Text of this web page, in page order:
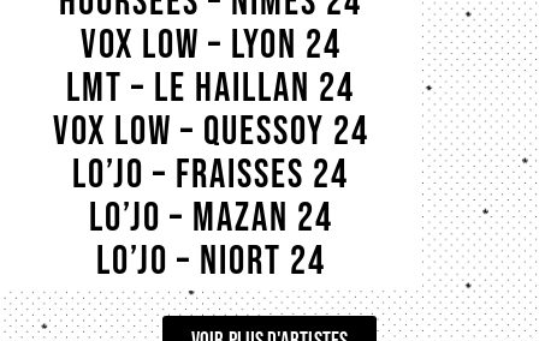
VOX LOW – LYON 24
LMT – LE HAILLAN 24
VOX LOW – QUESSOY 24
LO’JO – FRAISSES 24
LO’JO – MAZAN 24
LO’JO – NIORT 24